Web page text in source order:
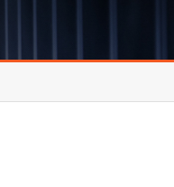
호남권연구본부
기획본부